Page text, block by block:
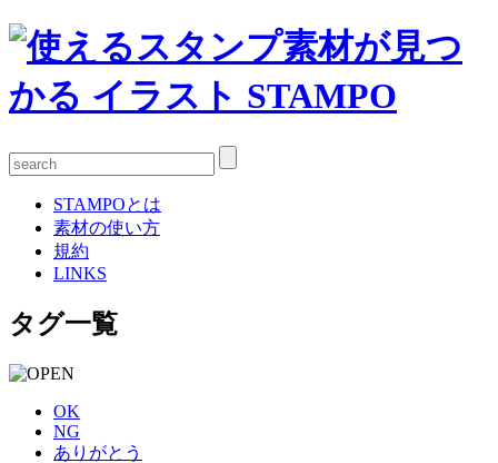
STAMPOとは
素材の使い方
規約
LINKS
タグ一覧
OK
NG
ありがとう